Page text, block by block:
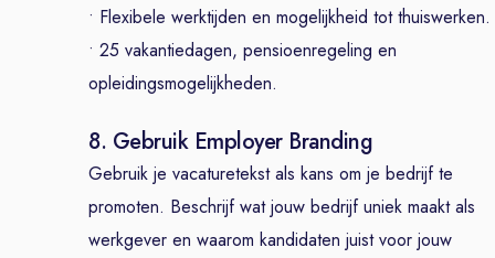
• Flexibele werktijden en mogelijkheid tot thuiswerken.
• 25 vakantiedagen, pensioenregeling en
opleidingsmogelijkheden.
8. Gebruik Employer Branding
Gebruik je vacaturetekst als kans om je bedrijf te
promoten. Beschrijf wat jouw bedrijf uniek maakt als
werkgever en waarom kandidaten juist voor jouw